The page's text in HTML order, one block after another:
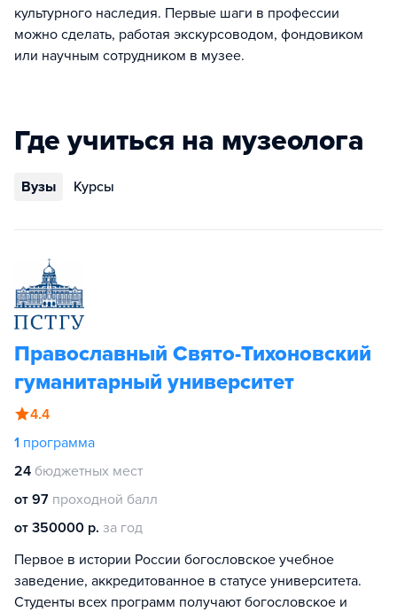
культурного наследия. Первые шаги в профессии
можно сделать, работая экскурсоводом, фондовиком
или научным сотрудником в музее.
Где учиться на музеолога
Вузы Курсы
Православный Свято-Тихоновский
гуманитарный университет
4.4
1 программа
24 бюджетных мест
от 97 проходной балл
от 350000 р. за год
Первое в истории России богословское учебное
заведение, аккредитованное в статусе университета.
Студенты всех программ получают богословское и